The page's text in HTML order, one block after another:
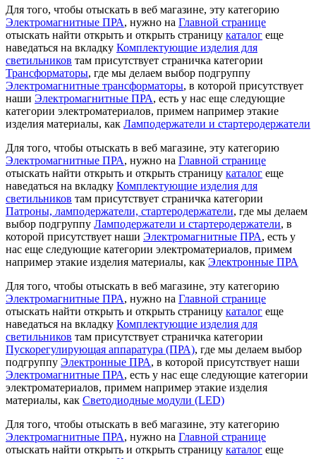
Для того, чтобы отыскать в веб магазине, эту категорию
Электромагнитные ПРА, нужно на Главной странице
отыскать найти открыть и открыть страницу каталог еще
наведаться на вкладку Комплектующие изделия для
светильников там присутствует страничка категории
Трансформаторы, где мы делаем выбор подгруппу
Электромагнитные трансформаторы, в которой присутствует
наши Электромагнитные ПРА, есть у нас еще следующие
категории электроматериалов, примем например этакие
изделия материалы, как Ламподержатели и стартеродержатели
Для того, чтобы отыскать в веб магазине, эту категорию
Электромагнитные ПРА, нужно на Главной странице
отыскать найти открыть и открыть страницу каталог еще
наведаться на вкладку Комплектующие изделия для
светильников там присутствует страничка категории
Патроны, ламподержатели, стартеродержатели, где мы делаем
выбор подгруппу Ламподержатели и стартеродержатели, в
которой присутствует наши Электромагнитные ПРА, есть у
нас еще следующие категории электроматериалов, примем
например этакие изделия материалы, как Электронные ПРА
Для того, чтобы отыскать в веб магазине, эту категорию
Электромагнитные ПРА, нужно на Главной странице
отыскать найти открыть и открыть страницу каталог еще
наведаться на вкладку Комплектующие изделия для
светильников там присутствует страничка категории
Пускорегулирующая аппаратура (ПРА), где мы делаем выбор
подгруппу Электронные ПРА, в которой присутствует наши
Электромагнитные ПРА, есть у нас еще следующие категории
электроматериалов, примем например этакие изделия
материалы, как Светодиодные модули (LED)
Для того, чтобы отыскать в веб магазине, эту категорию
Электромагнитные ПРА, нужно на Главной странице
отыскать найти открыть и открыть страницу каталог еще